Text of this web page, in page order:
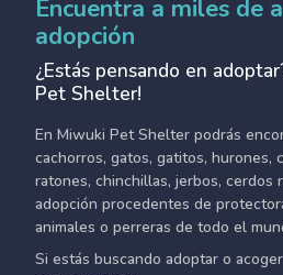
Encuentra a miles de
adopción
¿Estás pensando en
Pet Shelter!
En Miwuki Pet Shelter podrás
cachorros, gatos, gatitos, hurones,
ratones, chinchillas, jerbos, cerdos
adopción procedentes de
animales o perreras de todo el
Si estás buscando adoptar o